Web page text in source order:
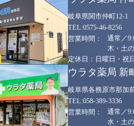
岐阜県関市仲町12-1
0575-46-8256
通常／
木・土
日曜日・祝日
ウラタ薬局 新
岐阜県各務原市那加
058-389-3336
通常／
水・土